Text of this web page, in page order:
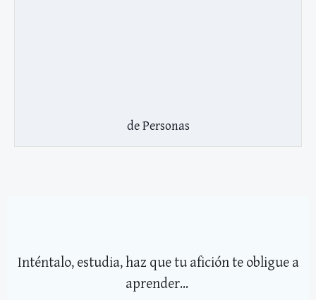
de Personas
Inténtalo, estudia, haz que tu afición te obligue a
aprender...